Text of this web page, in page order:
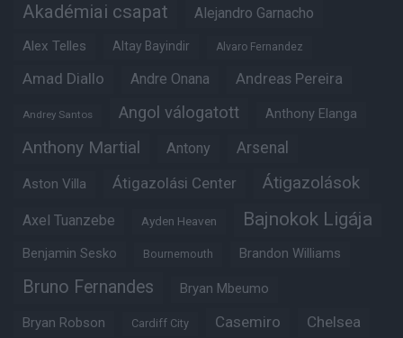
Akadémiai csapat Alejandro Garnacho
Alex Telles Altay Bayindir Alvaro Fernandez
Amad Diallo Andre Onana Andreas Pereira
Andrey Santos Angol válogatott Anthony Elanga
Anthony Martial Antony Arsenal
Aston Villa Átigazolási Center Átigazolások
Axel Tuanzebe Ayden Heaven Bajnokok Ligája
Benjamin Sesko Bournemouth Brandon Williams
Bruno Fernandes Bryan Mbeumo
Bryan Robson Cardiff City Casemiro Chelsea